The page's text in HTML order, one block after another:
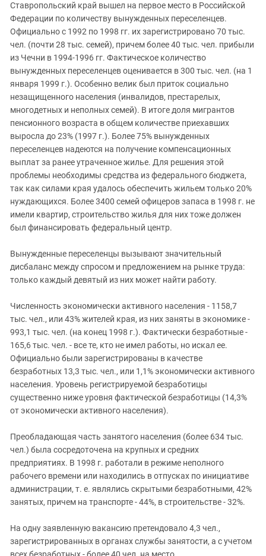
Ставропольский край вышел на первое место в Российской
Федерации по количеству вынужденных переселенцев.
Официально с 1992 по 1998 гг. их зарегистрировано 70 тыс.
чел. (почти 28 тыс. семей), причем более 40 тыс. чел. прибыли
из Чечни в 1994-1996 гг. Фактическое количество
вынужденных переселенцев оценивается в 300 тыс. чел. (на 1
января 1999 г.). Особенно велик был приток социально
незащищенного населения (инвалидов, престарелых,
многодетных и неполных семей). В итоге доля мигрантов
пенсионного возраста в общем количестве приехавших
выросла до 23% (1997 г.). Более 75% вынужденных
переселенцев надеются на получение компенсационных
выплат за ранее утраченное жилье. Для решения этой
проблемы необходимы средства из федерального бюджета,
так как силами края удалось обеспечить жильем только 20%
нуждающихся. Более 3400 семей офицеров запаса в 1998 г. не
имели квартир, строительство жилья для них тоже должен
был финансировать федеральный центр.
Вынужденные переселенцы вызывают значительный
дисбаланс между спросом и предложением на рынке труда:
только каждый девятый из них может найти работу.
Численность экономически активного населения - 1158,7
тыс. чел., или 43% жителей края, из них заняты в экономике -
993,1 тыс. чел. (на конец 1998 г.). Фактически безработные -
165,6 тыс. чел. - все те, кто не имел работы, но искал ее.
Официально были зарегистрированы в качестве
безработных 13,3 тыс. чел., или 1,1% экономически активного
населения. Уровень регистрируемой безработицы
существенно ниже уровня фактической безработицы (14,3%
от экономически активного населения).
Преобладающая часть занятого населения (более 634 тыс.
чел.) была сосредоточена на крупных и средних
предприятиях. В 1998 г. работали в режиме неполного
рабочего времени или находились в отпусках по инициативе
администрации, т. е. являлись скрытыми безработными, 42%
занятых, причем на транспорте - 44%, в строительстве - 32%.
На одну заявленную вакансию претендовало 4,3 чел.,
зарегистрированных в органах службы занятости, а с учетом